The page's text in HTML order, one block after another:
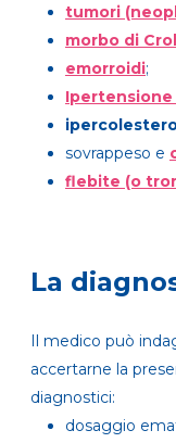
tumori
morbo di
emorroidi;
sovrappeso e
flebite (o
La
Il medico può
accertarne la
diagnostici:
dosaggio